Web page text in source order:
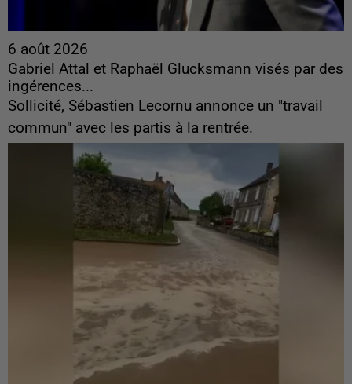
6 août 2026
Gabriel Attal et Raphaël Glucksmann visés par des
ingérences...
Sollicité, Sébastien Lecornu annonce un "travail
commun" avec les partis à la rentrée.